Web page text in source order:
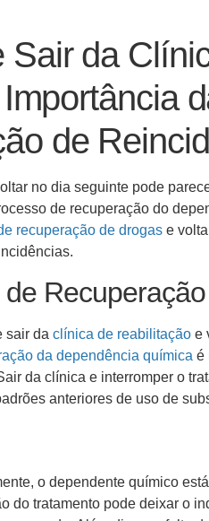
da
de
no dia seguinte pode
de recuperação do
recuperação de drogas e
Recuperação
sair da clínica de reabilitação e
da dependência química é
da clínica e interromper o
anteriores de uso de
o dependente químico
do tratamento pode deixar o